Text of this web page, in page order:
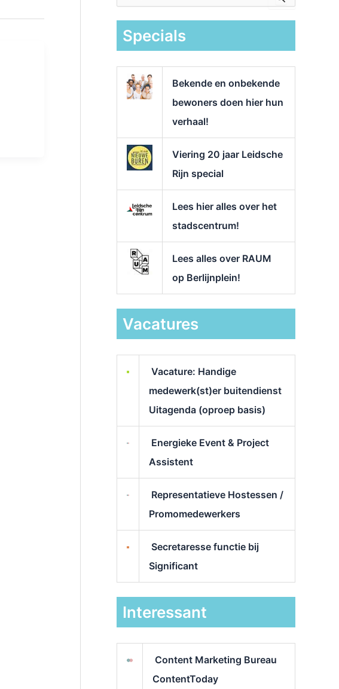
k
Specials
Bekende en onbekende
bewoners doen hier hun
verhaal!
Viering 20 jaar Leidsche
Rijn special
Lees hier alles over het
stadscentrum!
Lees alles over RAUM
op Berlijnplein!
Vacatures
Vacature: Handige
medewerk(st)er buitendienst
Uitagenda (oproep basis)
Energieke Event & Project
Assistent
Representatieve Hostessen /
Promomedewerkers
Secretaresse functie bij
Significant
Interessant
Content Marketing Bureau
ContentToday